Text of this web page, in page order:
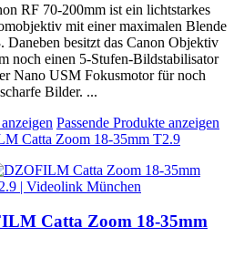
RF 70-200mm ist ein lichtstarkes
mit einer maximalen Blende
Daneben besitzt das Canon Objektiv
noch einen 5-Stufen-Bildstabilisator
Nano USM Fokusmotor für noch
Bilder. ...
Passende Produkte anzeigen
Catta Zoom 18-35mm T2.9
Catta Zoom 18-35mm